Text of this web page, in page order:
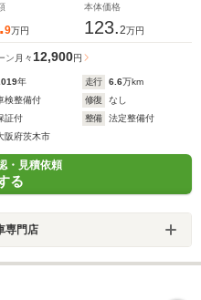
9万円
本体価格
123.2万円
ン 月々 12,900円
年 走行 6.6万km
検整備付 修復
なし
証付 整備
法定整備付
阪府茨木市
・見積依頼
る
専門店